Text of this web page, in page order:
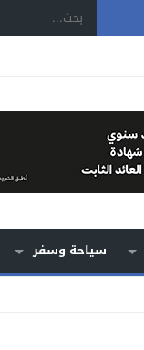
سياحة وسفر